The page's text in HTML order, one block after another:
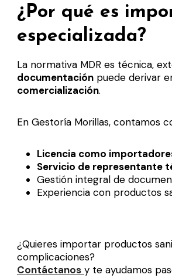
¿Por qué es
especializada?
La normativa MDR es técnica,
documentación puede derivar
comercialización.
En Gestoría Morillas, contamos
Licencia como
Servicio de representante
Gestión integral de
Experiencia con productos
¿Quieres importar productos
complicaciones?
Contáctanos y te ayudamos